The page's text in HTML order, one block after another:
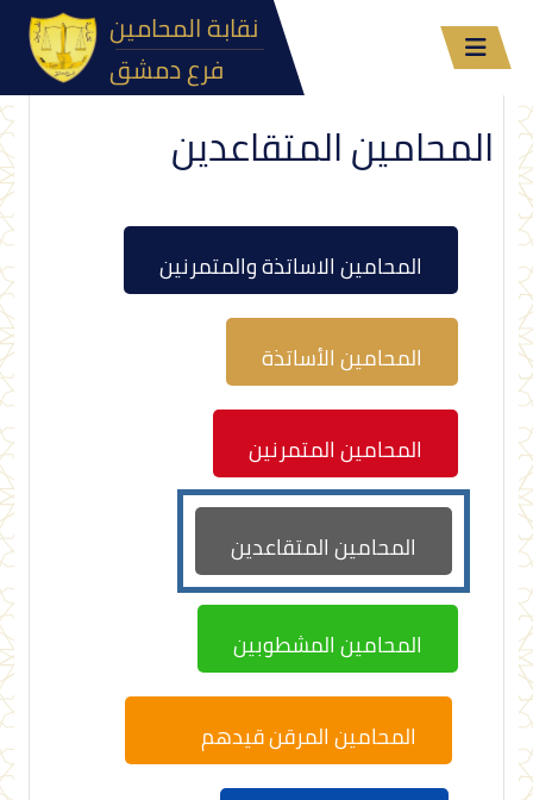
فرع دمشق
المحامين المتقاعدين
المحامين الاساتذة والمتمرنين
المحامين الأساتذة
المحامين المتمرنين
المحامين المتقاعدين
المحامين المشطوبين
المحامين المرقن قيدهم